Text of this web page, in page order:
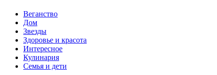
Веганство
Дом
Звезды
Здоровье и красота
Интересное
Кулинария
Семья и дети